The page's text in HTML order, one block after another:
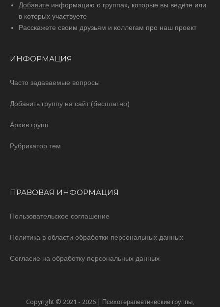
Добавите информацию о группах, которые вы ведёте или
в которых участвуете
Расскажете своим друзьям и коллегам про наш проект
ИНФОРМАЦИЯ
Часто задаваемые вопросы
Добавить группу на сайт (бесплатно)
Архив групп
Рубрикатор тем
ПРАВОВАЯ ИНФОРМАЦИЯ
Пользовательское соглашение
Политика в области обработки персональных данных
Согласие на обработку персональных данных
Copyright © 2021 - 2026 | Психотерапевтические группы,